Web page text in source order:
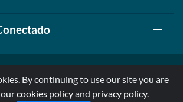
AllStarHealth.com | All Rights Reserved
By continuing to use our site you are
cookies policyand privacy policy.